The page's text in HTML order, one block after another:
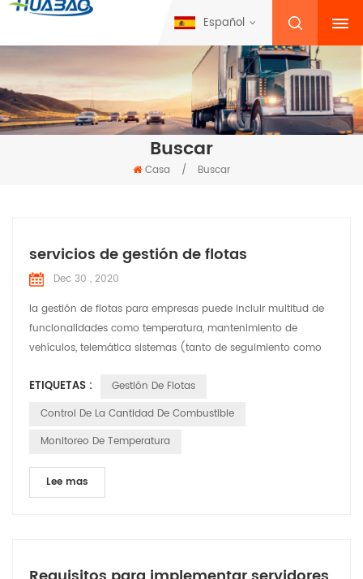
Español
Buscar
Casa / Buscar
servicios de gestión de flotas
Dec 30 , 2020
la gestión de flotas para empresas puede incluir multitud de
funcionalidades como temperatura, mantenimiento de
vehículos, telemática sistemas (tanto de seguimiento como
de combustible y gestión de la seguridad y salud de los
vehículos. controladores. Este tipo de servicios de gestión de
ETIQUETAS :
Gestión De Flotas
Control De La Cantidad De Combustible
Monitoreo De Temperatura
Lee mas